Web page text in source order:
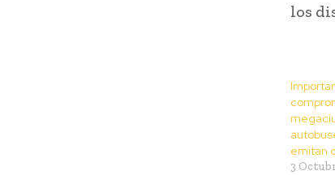
los
emitan
3